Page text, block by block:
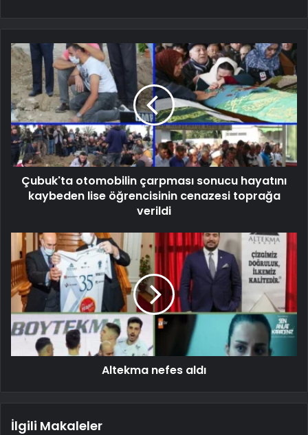
Çubuk'ta otomobilin çarpması sonucu hayatını
kaybeden lise öğrencisinin cenazesi toprağa
verildi
Altekma nefes aldı
İlgili Makaleler